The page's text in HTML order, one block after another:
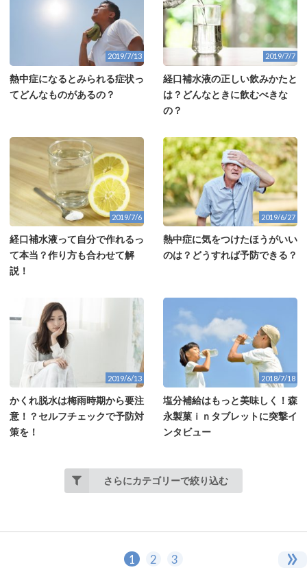
2019/7/13
熱中症になるとみられる症状っ
てどんなものがあるの？
2019/7/7
経口補水液の正しい飲みかたと
は？どんなときに飲むべきな
の？
2019/7/6
経口補水液って自分で作れるっ
て本当？作り方も合わせて解
説！
2019/6/27
熱中症に気をつけたほうがいい
のは？どうすれば予防できる？
2019/6/13
かくれ脱水は梅雨時期から要注
意！？セルフチェックで予防対
策を！
2018/7/18
塩分補給はもっと美味しく！森
永製菓ｉｎタブレットに突撃イ
ンタビュー
さらにカテゴリーで絞り込む
1 2 3 »